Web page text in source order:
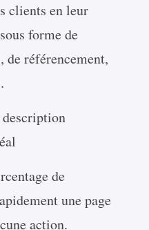
clients en leur
forme de
de référencement,
description
de
une page
action.